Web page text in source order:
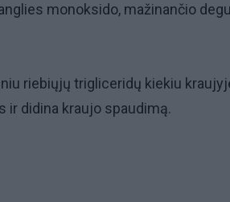
monoksido, mažinančio
riebiųjų trigliceridų kiekiu
ir didina kraujo spaudimą.